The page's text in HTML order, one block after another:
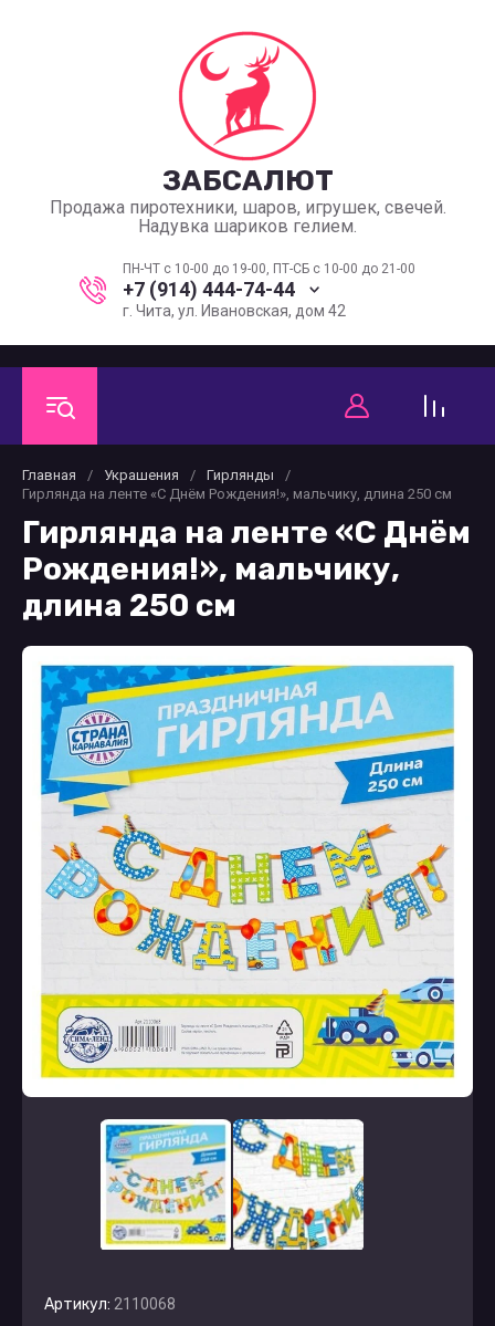
ЗАБСАЛЮТ
Продажа пиротехники, шаров, игрушек, свечей.
Надувка шариков гелием.
ПН-ЧТ с 10-00 до 19-00, ПТ-СБ с 10-00 до 21-00
+7 (914) 444-74-44
г. Чита, ул. Ивановская, дом 42
Главная / Украшения / Гирлянды
/
Гирлянда на ленте «С Днём Рождения!», мальчику, длина 250 см
Гирлянда на ленте «С Днём
Рождения!», мальчику,
длина 250 см
Артикул: 2110068